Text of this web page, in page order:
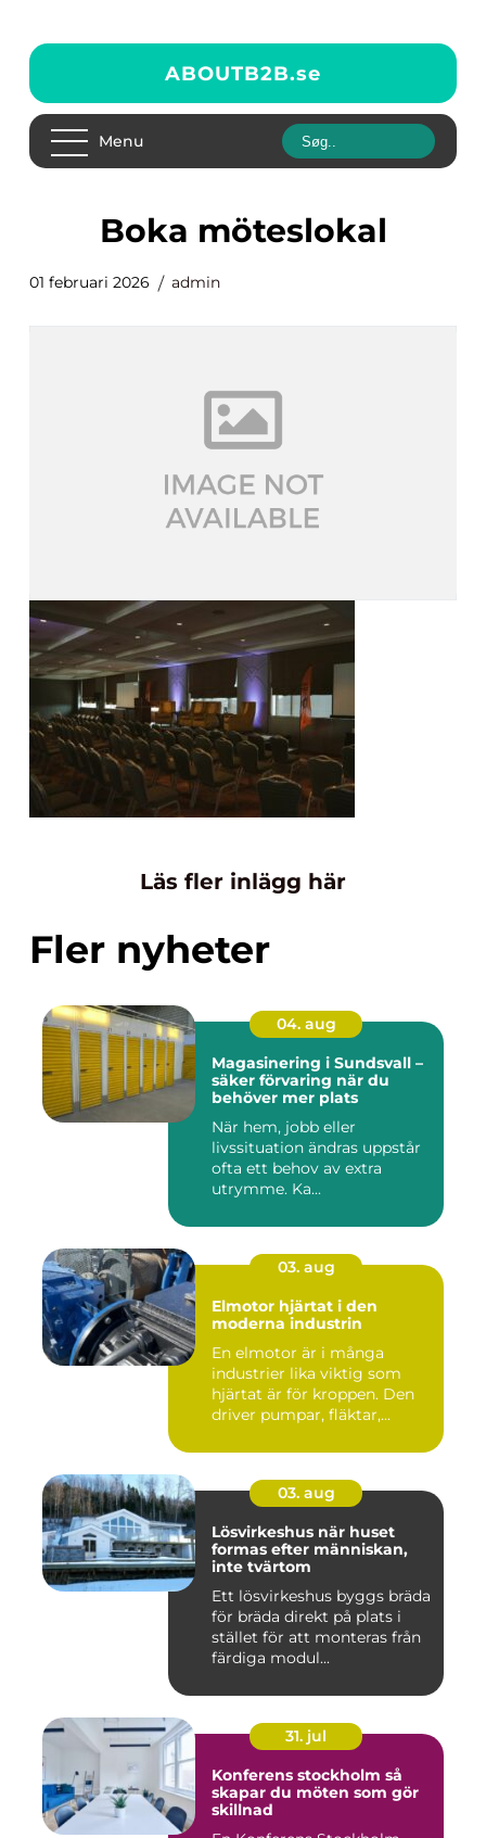
ABOUTB2B.se
Menu
Boka möteslokal
01 februari 2026 admin
Läs fler inlägg här
Fler nyheter
04. aug
Magasinering i Sundsvall –
säker förvaring när du
behöver mer plats
När hem, jobb eller
livssituation ändras uppstår
ofta ett behov av extra
utrymme. Ka...
03. aug
Elmotor hjärtat i den
moderna industrin
En elmotor är i många
industrier lika viktig som
hjärtat är för kroppen. Den
driver pumpar, fläktar,...
03. aug
Lösvirkeshus när huset
formas efter människan,
inte tvärtom
Ett lösvirkeshus byggs bräda
för bräda direkt på plats i
stället för att monteras från
färdiga modul...
31. jul
Konferens stockholm så
skapar du möten som gör
skillnad